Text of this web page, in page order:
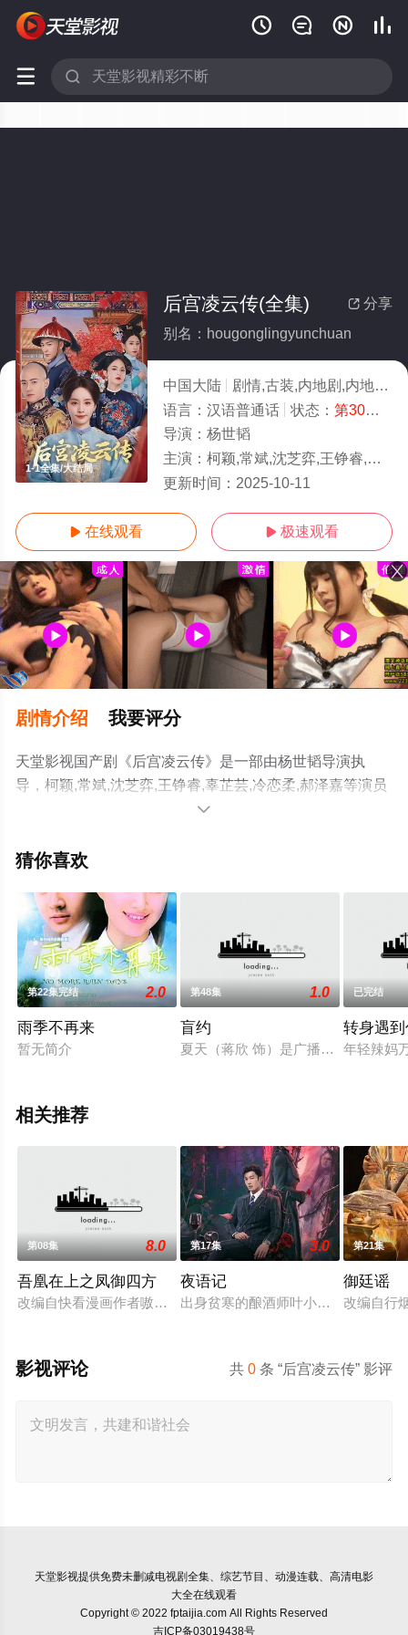
   
 
1-1全集/大结局
 分享
后宫凌云传(全集)
别名：hougonglingyunchuan
中国大陆 剧情,古装,内地剧,内地
语言： 汉语普通话 状态： 第30集完结
导演： 杨世韬
主演： 柯颖,常斌,沈芝弈,王铮睿,辜芷芸,冷恋柔,郝泽嘉
更新时间： 2025-10-11
 在线观看  极速观看
剧情介绍 我要评分
天堂影视国产剧《后宫凌云传》是一部由杨世韬导演执
导，柯颖,常斌,沈芝弈,王铮睿,辜芷芸,冷恋柔,郝泽嘉等演员
精彩演绎的中国大陆电视剧，大结局剧情已揭晓（1-1全
堂电影网，更多相关信息可移步至豆瓣电视剧、电视猫或

猜你喜欢
第22集完结 2.0
雨季不再来
暂无简介
第48集 1.0
盲约
夏天（蒋欣 饰）是广播电台的编辑
已完结
转身遇
年轻辣妈
相关推荐
第08集 8.0
吾凰在上之凤御四方
改编自快看漫画作者嗷小泽的独家连载漫画《吾凰在上》。现代
第17集 3.0
夜语记
出身贫寒的酿酒师叶小唯遭遇爱人程
第21集
御廷谣
改编自行
共0 条 “后宫凌云传” 影评
影视评论
天堂影视提供免费未删减电视剧全集、综艺节目、动漫连载、高清电影
大全在线观看
Copyright © 2022 fptaijia.com All Rights Reserved
吉ICP备03019438号